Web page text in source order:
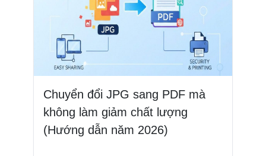
Chuyển đổi JPG sang PDF mà
không làm giảm chất lượng
(Hướng dẫn năm 2026)